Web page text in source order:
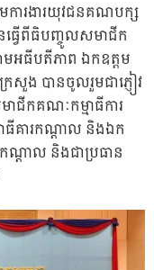
មការងារយុវជនគណបក្ស
ធើ្វពីធិបញ្ចូលសមាជីក
អធីបតីភាព ឯកឧត្តម
សួង បានចូលរួមជាភ្ញៀវ
ជីកគណៈកម្មាធីការ
ធីគារកណ្តាល និងឯក
ណ្តាល និងជាប្រធាន